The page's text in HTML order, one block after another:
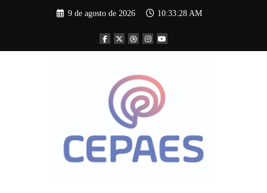
9 de agosto de 2026 10:33:28 AM